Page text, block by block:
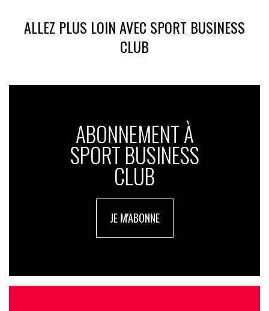
ALLEZ PLUS LOIN AVEC SPORT BUSINESS
CLUB
ABONNEMENT À
SPORT BUSINESS
CLUB
JE M'ABONNE